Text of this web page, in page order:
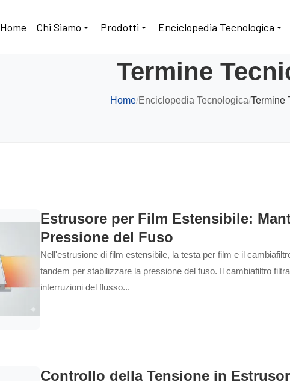
Home Chi Siamo Prodotti Enciclopedia Tecnologica
Termine
Home/Enciclopedia Tecnologica/Termine
Estrusore per Film Estensibile:
Pressione del Fuso
Nell'estrusione di film estensibile, la testa per film e il
tandem per stabilizzare la pressione del fuso. Il cambiafiltro
interruzioni del flusso...
Controllo della Tensione in